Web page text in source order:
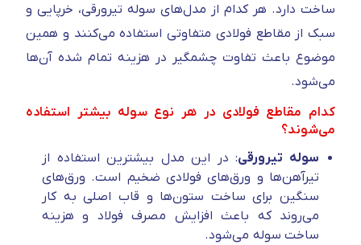
ساخت دارد. هر کدام از مدل‌های سوله تیرورقی، خرپایی و
سبک از مقاطع فولادی متفاوتی استفاده می‌کنند و همین
موضوع باعث تفاوت چشمگیر در هزینه تمام‌ شده آن‌ها
می‌شود.
کدام مقاطع فولادی در هر نوع سوله بیشتر استفاده
می‌شوند؟
سوله تیرورقی: در این مدل بیشترین استفاده از
تیرآهن‌ها و ورق‌های فولادی ضخیم است. ورق‌های
سنگین برای ساخت ستون‌ها و قاب اصلی به کار
می‌روند که باعث افزایش مصرف فولاد و هزینه
ساخت سوله می‌شود.